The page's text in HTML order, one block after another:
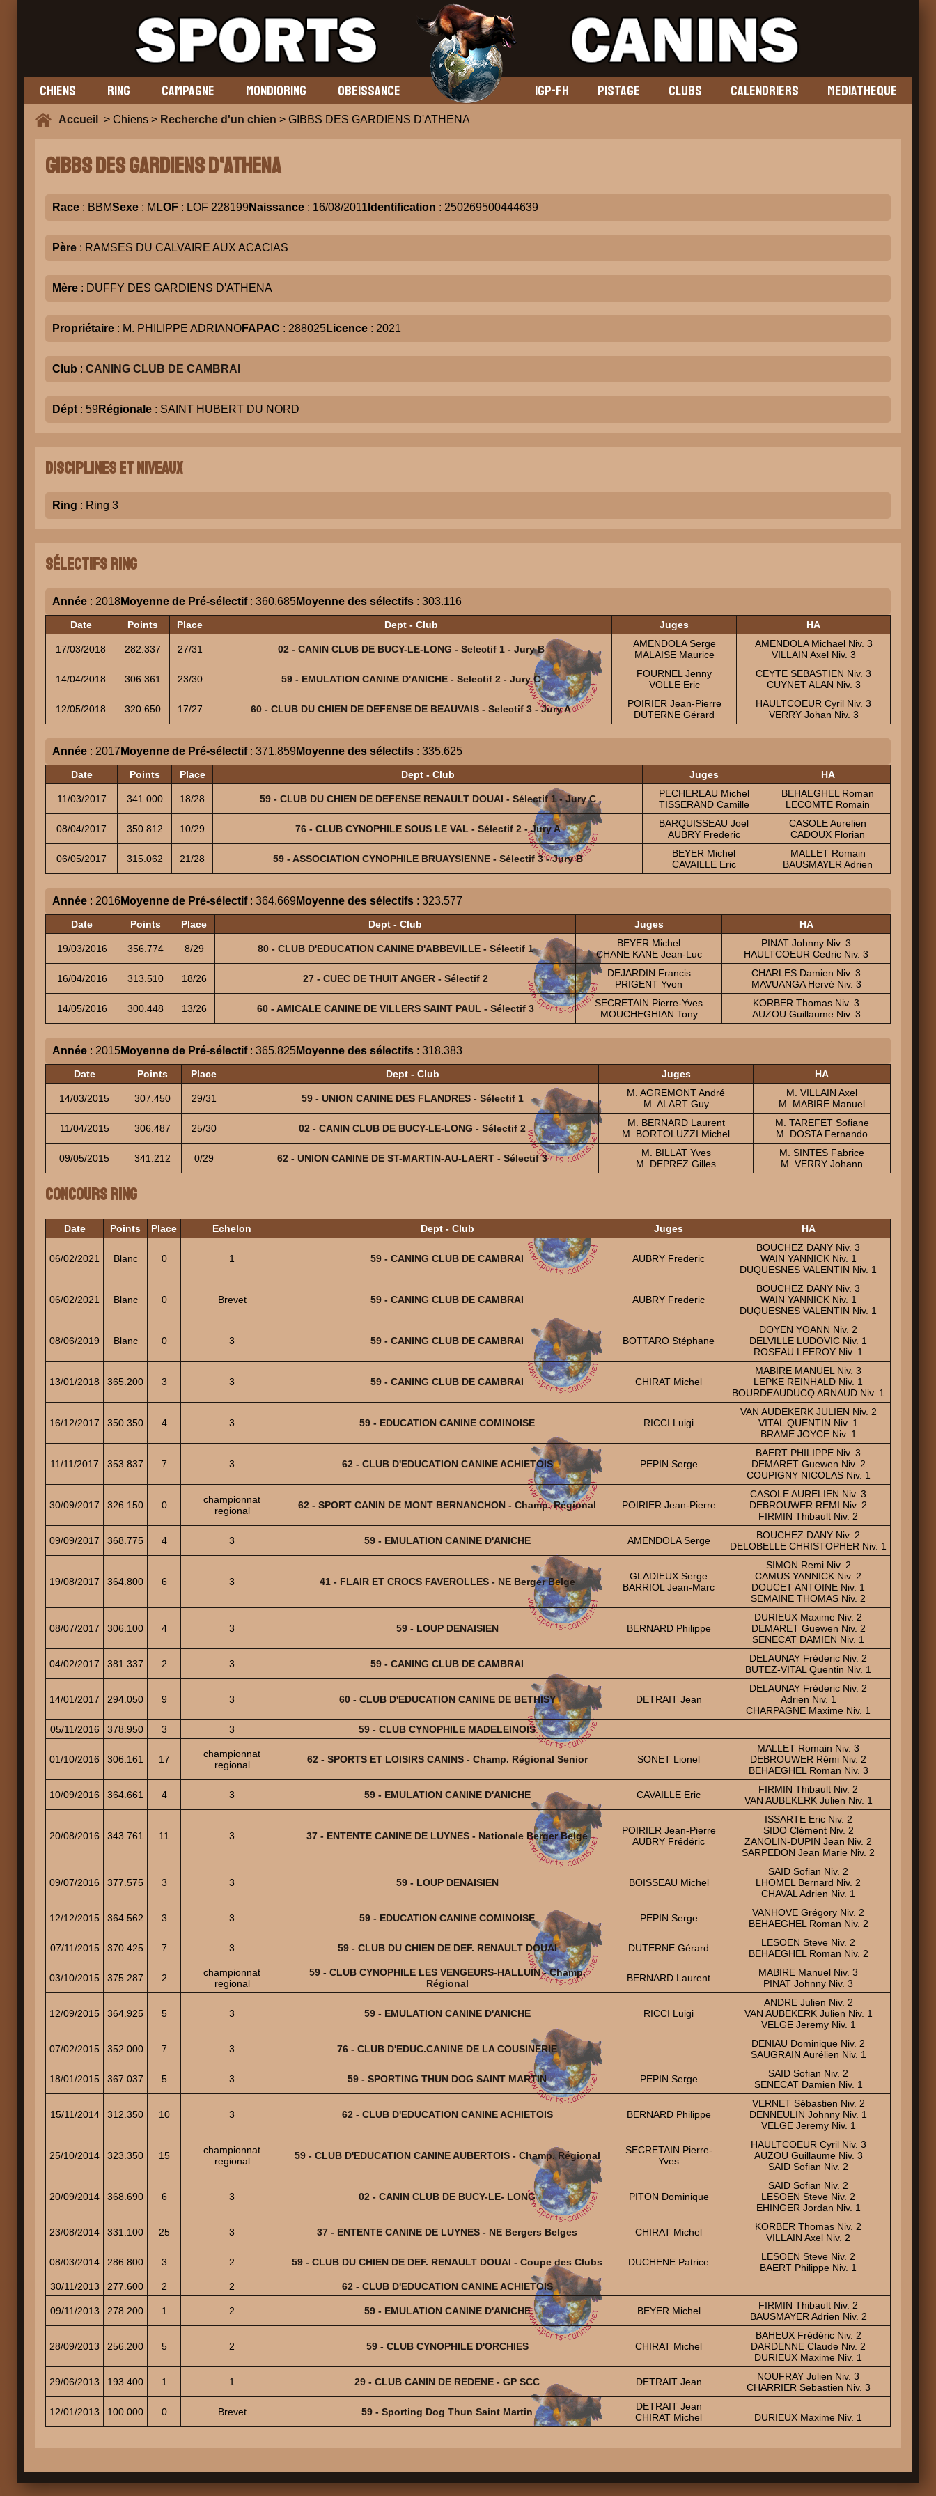
CHIENS RING CAMPAGNE MONDIORING OBEISSANCE IGP-FH PISTAGE CLUBS CALENDRIERS MEDIATHEQUE
Accueil > Chiens > Recherche d'un chien > GIBBS DES GARDIENS D'ATHENA
GIBBS DES GARDIENS D'ATHENA
Race : BBMSexe : M LOF : LOF 228199Naissance : 16/08/2011 Identification : 250269500444639
Père : RAMSES DU CALVAIRE AUX ACACIAS
Mère : DUFFY DES GARDIENS D'ATHENA
Propriétaire : M. PHILIPPE ADRIANOFAPAC : 288025Licence : 2021
Club : CANING CLUB DE CAMBRAI
Dépt : 59Régionale : SAINT HUBERT DU NORD
Disciplines et niveaux
Ring : Ring 3
Sélectifs Ring
Année : 2018Moyenne de Pré-sélectif: 360.685Moyenne des sélectifs : 303.116
Date Points Place Dept - Club Juges HA
17/03/2018 282.337 27/31 02 - CANIN CLUB DE BUCY-LE-LONG - Selectif 1 - Jury B
AMENDOLA Serge
MALAISE Maurice
AMENDOLA Michael Niv. 3
VILLAIN Axel Niv. 3
14/04/2018 306.361 23/30 59 - EMULATION CANINE D'ANICHE - Selectif 2 - Jury C
FOURNEL Jenny
VOLLE Eric
CEYTE SEBASTIEN Niv. 3
CUYNET ALAN Niv. 3
12/05/2018 320.650 17/27 60 - CLUB DU CHIEN DE DEFENSE DE BEAUVAIS - Selectif 3 - Jury A
POIRIER Jean-Pierre
DUTERNE Gérard
HAULTCOEUR Cyril Niv. 3
VERRY Johan Niv. 3
Année : 2017 Moyenne de Pré-sélectif: 371.859Moyenne des sélectifs : 335.625
Date Points Place Dept - Club Juges HA
11/03/2017 341.000 18/28 59 - CLUB DU CHIEN DE DEFENSE RENAULT DOUAI - Sélectif 1 - Jury C
PECHEREAU Michel
TISSERAND Camille
BEHAEGHEL Roman
LECOMTE Romain
08/04/2017 350.812 10/29 76 - CLUB CYNOPHILE SOUS LE VAL - Sélectif 2 - Jury A
BARQUISSEAU Joel
AUBRY Frederic
CASOLE Aurelien
CADOUX Florian
06/05/2017 315.062 21/28 59 - ASSOCIATION CYNOPHILE BRUAYSIENNE - Sélectif 3 - Jury B
BEYER Michel
CAVAILLE Eric
MALLET Romain
BAUSMAYER Adrien
Année : 2016Moyenne de Pré-sélectif: 364.669Moyenne des sélectifs : 323.577
Date Points Place Dept - Club Juges HA
19/03/2016 356.774 8/29 80 - CLUB D'EDUCATION CANINE D'ABBEVILLE - Sélectif 1
BEYER Michel
CHANE KANE Jean-Luc
PINAT Johnny Niv. 3
HAULTCOEUR Cedric Niv. 3
16/04/2016 313.510 18/26 27 - CUEC DE THUIT ANGER - Sélectif 2
DEJARDIN Francis
PRIGENT Yvon
CHARLES Damien Niv. 3
MAVUANGA Hervé Niv. 3
14/05/2016 300.448 13/26 60 - AMICALE CANINE DE VILLERS SAINT PAUL - Sélectif 3
SECRETAIN Pierre-Yves
MOUCHEGHIAN Tony
KORBER Thomas Niv. 3
AUZOU Guillaume Niv. 3
Année : 2015Moyenne de Pré-sélectif: 365.825Moyenne des sélectifs : 318.383
Date Points Place Dept - Club Juges HA
14/03/2015 307.450 29/31 59 - UNION CANINE DES FLANDRES - Sélectif 1
M. AGREMONT André
M. ALART Guy
M. VILLAIN Axel
M. MABIRE Manuel
11/04/2015 306.487 25/30 02 - CANIN CLUB DE BUCY-LE-LONG - Sélectif 2
M. BERNARD Laurent
M. BORTOLUZZI Michel
M. TAREFET Sofiane
M. DOSTA Fernando
09/05/2015 341.212 0/29 62 - UNION CANINE DE ST-MARTIN-AU-LAERT - Sélectif 3
M. BILLAT Yves
M. DEPREZ Gilles
M. SINTES Fabrice
M. VERRY Johann
Concours Ring
Date Points Place Echelon Dept - Club Juges HA
06/02/2021 Blanc 0 1 59 - CANING CLUB DE CAMBRAI AUBRY Frederic
BOUCHEZ DANY Niv. 3
WAIN YANNICK Niv. 1
DUQUESNES VALENTIN Niv. 1
06/02/2021 Blanc 0 Brevet 59 - CANING CLUB DE CAMBRAI AUBRY Frederic
BOUCHEZ DANY Niv. 3
WAIN YANNICK Niv. 1
DUQUESNES VALENTIN Niv. 1
08/06/2019 Blanc 0 3 59 - CANING CLUB DE CAMBRAI BOTTARO Stéphane
DOYEN YOANN Niv. 2
DELVILLE LUDOVIC Niv. 1
ROSEAU LEEROY Niv. 1
13/01/2018 365.200 3 3 59 - CANING CLUB DE CAMBRAI CHIRAT Michel
MABIRE MANUEL Niv. 3
LEPKE REINHALD Niv. 1
BOURDEAUDUCQ ARNAUD Niv. 1
16/12/2017 350.350 4 3 59 - EDUCATION CANINE COMINOISE RICCI Luigi
VAN AUDEKERK JULIEN Niv. 2
VITAL QUENTIN Niv. 1
BRAME JOYCE Niv. 1
11/11/2017 353.837 7 3 62 - CLUB D'EDUCATION CANINE ACHIETOIS PEPIN Serge
BAERT PHILIPPE Niv. 3
DEMARET Guewen Niv. 2
COUPIGNY NICOLAS Niv. 1
30/09/2017 326.150 0
championnat
regional
62 - SPORT CANIN DE MONT BERNANCHON - Champ. Régional POIRIER Jean-Pierre
CASOLE AURELIEN Niv. 3
DEBROUWER REMI Niv. 2
FIRMIN Thibault Niv. 2
09/09/2017 368.775 4 3 59 - EMULATION CANINE D'ANICHE AMENDOLA Serge
BOUCHEZ DANY Niv. 2
DELOBELLE CHRISTOPHER Niv. 1
19/08/2017 364.800 6 3 41 - FLAIR ET CROCS FAVEROLLES - NE Berger Belge
GLADIEUX Serge
BARRIOL Jean-Marc
SIMON Remi Niv. 2
CAMUS YANNICK Niv. 2
DOUCET ANTOINE Niv. 1
SEMAINE THOMAS Niv. 2
08/07/2017 306.100 4 3 59 - LOUP DENAISIEN BERNARD Philippe
DURIEUX Maxime Niv. 2
DEMARET Guewen Niv. 2
SENECAT DAMIEN Niv. 1
04/02/2017 381.337 2 3 59 - CANING CLUB DE CAMBRAI
DELAUNAY Fréderic Niv. 2
BUTEZ-VITAL Quentin Niv. 1
14/01/2017 294.050 9 3 60 - CLUB D'EDUCATION CANINE DE BETHISY DETRAIT Jean
DELAUNAY Fréderic Niv. 2
Adrien Niv. 1
CHARPAGNE Maxime Niv. 1
05/11/2016
378.950 3 3 59 - CLUB CYNOPHILE MADELEINOIS
01/10/2016 306.161 17
championnat
regional
62 - SPORTS ET LOISIRS CANINS - Champ. Régional Senior SONET Lionel
MALLET Romain Niv. 3
DEBROUWER Rémi Niv. 2
BEHAEGHEL Roman Niv. 3
10/09/2016 364.661 4 3 59 - EMULATION CANINE D'ANICHE CAVAILLE Eric
FIRMIN Thibault Niv. 2
VAN AUBEKERK Julien Niv. 1
20/08/2016 343.761 11 3 37 - ENTENTE CANINE DE LUYNES - Nationale Berger Belge
POIRIER Jean-Pierre
AUBRY Frédéric
ISSARTE Eric Niv. 2
SIDO Clément Niv. 2
ZANOLIN-DUPIN Jean Niv. 2
SARPEDON Jean Marie Niv. 2
09/07/2016 377.575 3 3 59 - LOUP DENAISIEN BOISSEAU Michel
SAID Sofian Niv. 2
LHOMEL Bernard Niv. 2
CHAVAL Adrien Niv. 1
12/12/2015 364.562 3 3 59 - EDUCATION CANINE COMINOISE PEPIN Serge
VANHOVE Grégory Niv. 2
BEHAEGHEL Roman Niv. 2
07/11/2015 370.425 7 3 59 - CLUB DU CHIEN DE DEF. RENAULT DOUAI DUTERNE Gérard
LESOEN Steve Niv. 2
BEHAEGHEL Roman Niv. 2
03/10/2015 375.287 2
championnat
regional
59 - CLUB CYNOPHILE LES VENGEURS-HALLUIN - Champ.
Régional
BERNARD Laurent
MABIRE Manuel Niv. 3
PINAT Johnny Niv. 3
12/09/2015 364.925 5 3 59 - EMULATION CANINE D'ANICHE RICCI Luigi
ANDRE Julien Niv. 2
VAN AUBEKERK Julien Niv. 1
VELGE Jeremy Niv. 1
07/02/2015 352.000 7 3 76 - CLUB D'EDUC.CANINE DE LA COUSINERIE
DENIAU Dominique Niv. 2
SAUGRAIN Aurélien Niv. 1
18/01/2015 367.037 5 3 59 - SPORTING THUN DOG SAINT MARTIN PEPIN Serge
SAID Sofian Niv. 2
SENECAT Damien Niv. 1
15/11/2014 312.350 10 3 62 - CLUB D'EDUCATION CANINE ACHIETOIS BERNARD Philippe
VERNET Sébastien Niv. 2
DENNEULIN Johnny Niv. 1
VELGE Jeremy Niv. 1
25/10/2014 323.350 15
championnat
regional
59 - CLUB D'EDUCATION CANINE AUBERTOIS - Champ. Régional
SECRETAIN Pierre-
Yves
HAULTCOEUR Cyril Niv. 3
AUZOU Guillaume Niv. 3
SAID Sofian Niv. 2
20/09/2014 368.690 6 3 02 - CANIN CLUB DE BUCY-LE- LONG PITON Dominique
SAID Sofian Niv. 2
LESOEN Steve Niv. 2
EHINGER Jordan Niv. 1
23/08/2014 331.100 25 3 37 - ENTENTE CANINE DE LUYNES - NE Bergers Belges CHIRAT Michel
KORBER Thomas Niv. 2
VILLAIN Axel Niv. 2
08/03/2014 286.800 3 2 59 - CLUB DU CHIEN DE DEF. RENAULT DOUAI - Coupe des Clubs DUCHENE Patrice
LESOEN Steve Niv. 2
BAERT Philippe Niv. 1
30/11/2013
277.600 2 2 62 - CLUB D'EDUCATION CANINE ACHIETOIS
09/11/2013 278.200 1 2 59 - EMULATION CANINE D'ANICHE BEYER Michel
FIRMIN Thibault Niv. 2
BAUSMAYER Adrien Niv. 2
28/09/2013 256.200 5 2 59 - CLUB CYNOPHILE D'ORCHIES CHIRAT Michel
BAHEUX Frédéric Niv. 2
DARDENNE Claude Niv. 2
DURIEUX Maxime Niv. 1
29/06/2013 193.400 1 1 29 - CLUB CANIN DE REDENE - GP SCC DETRAIT Jean
NOUFRAY Julien Niv. 3
CHARRIER Sebastien Niv. 3
12/01/2013 100.000 0 Brevet 59 - Sporting Dog Thun Saint Martin
DETRAIT Jean
CHIRAT Michel
DURIEUX Maxime Niv. 1